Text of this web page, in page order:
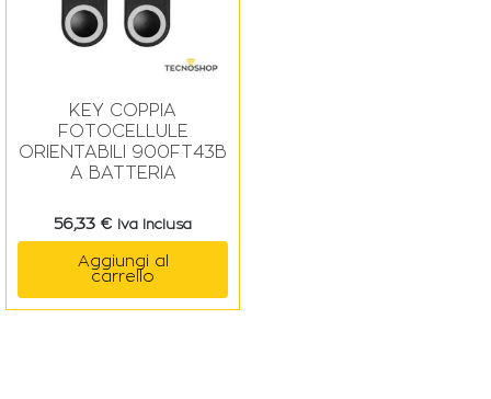
KEY COPPIA
FOTOCELLULE
ORIENTABILI 900FT43B
A BATTERIA
56,33 € Iva Inclusa
Aggiungi al
carrello